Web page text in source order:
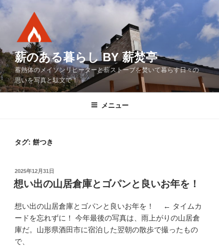
コ
ン
ツ
へ
ス
キ
薪のある暮らし BY 薪焚亭
蓄熱体のメイソンリヒーターと薪ストーブを焚いて暮らす日々の
思いを写真と駄文で！
メニュー
タグ: 餅つき
投
稿
日:
2025年12月31日
想い出の山居倉庫とゴパンと良いお年を！
想い出の山居倉庫とゴパンと良いお年を！ ← タイムカ
ードを忘れずに！ 今年最後の写真は、雨上がりの山居倉
庫だ。山形県酒田市に宿泊した翌朝の散歩で撮ったもの
で、